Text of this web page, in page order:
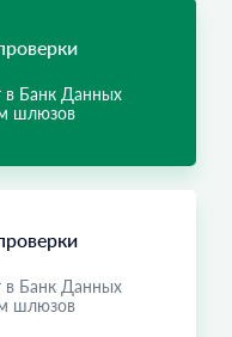
в Банк Данных
шлюзов
в Банк Данных
шлюзов